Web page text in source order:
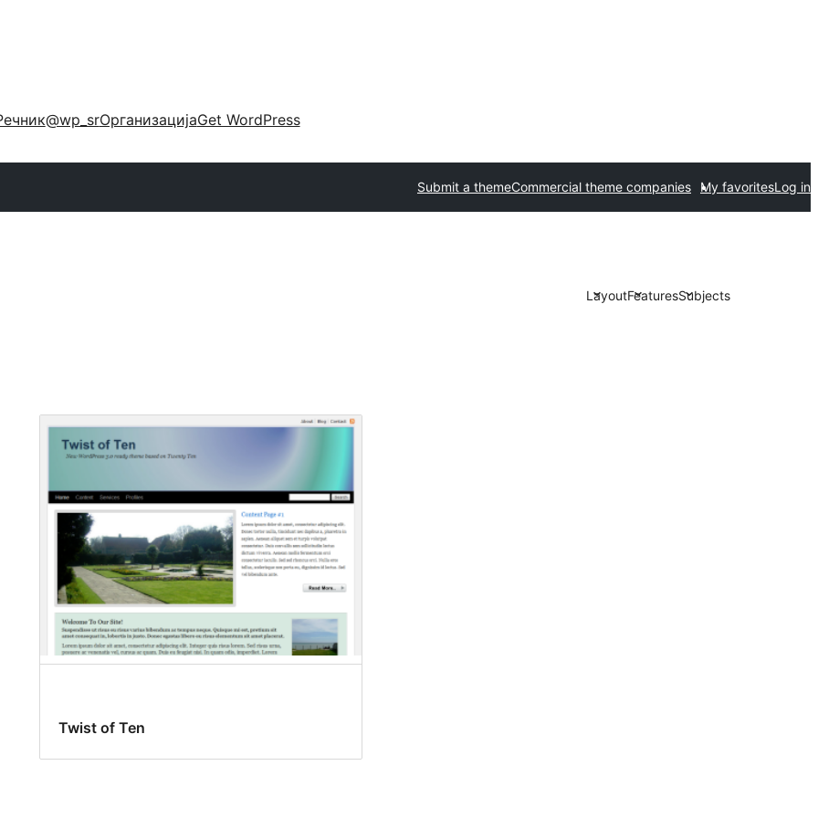
@wp_srОрганизацијаGet WordPress
Submit a themeCommercial theme companies My favoritesLog in
LayoutFeaturesSubjects
Twist of Ten